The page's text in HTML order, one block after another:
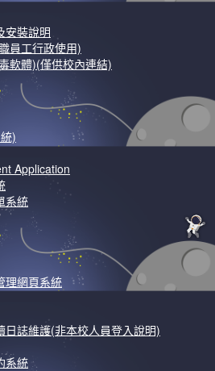
安裝說明
員工行政使用)
軟體)(僅供校內連結)
)
Application
系統
理網頁系統
誌維護(非本校人員登入說明)
系統